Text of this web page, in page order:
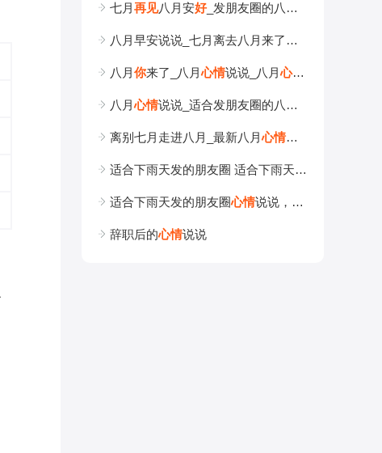
七月再见八月安好_发朋友圈的八月
八月早安说说_七月离去八月来了 心
八月你来了_八月心情说说_八月心情
八月心情说说_适合发朋友圈的八月安
离别七月走进八月_最新八月心情说说
适合下雨天发的朋友圈 适合下雨天发朋友圈的一句话
适合下雨天发的朋友圈心情说说，适合下雨天发的朋友圈
辞职后的心情说说